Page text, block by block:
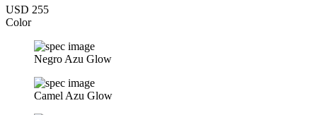
USD 255
Color
Negro Azu Glow
Camel Azu Glow